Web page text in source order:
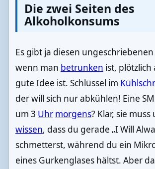
Die zwei Seiten des
Alkoholkonsums
Es gibt ja diesen ungeschriebenen
wenn man betrunken ist, plötzlich
gute Idee ist. Schlüssel im
der will sich nur abkühlen! Eine
um 3 Uhr morgens? Klar, sie
wissen, dass du gerade „I Will
schmetterst, während du ein
eines Gurkenglases hältst. Aber